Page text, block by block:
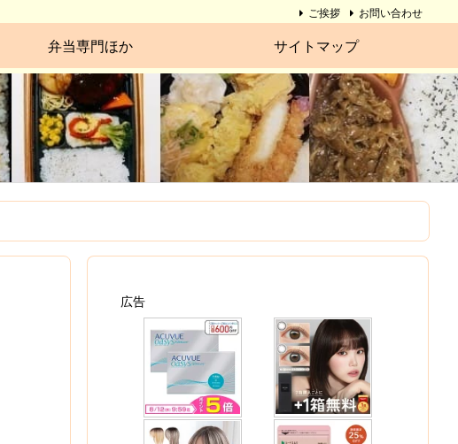
弁当専門ほか サイトマップ
ご挨拶 お問い合わせ
広告